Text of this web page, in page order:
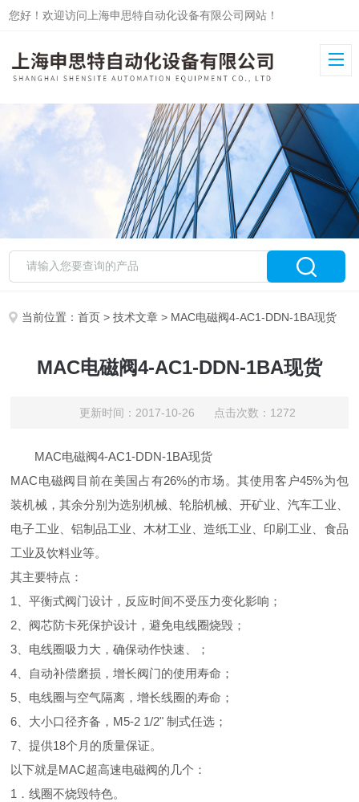
您好！欢迎访问上海申思特自动化设备有限公司网站！
当前位置：首页 >技术文章 > MAC电磁阀4-AC1-DDN-1BA现货
MAC电磁阀4-AC1-DDN-1BA现货
更新时间：2017-10-26 点击次数：1272
MAC电磁阀4-AC1-DDN-1BA现货
MAC电磁阀目前在美国占有26%的市场。其使用客户45%为包
装机械，其余分别为选别机械、轮胎机械、开矿业、汽车工业、
电子工业、铝制品工业、木材工业、造纸工业、印刷工业、食品
工业及饮料业等。
其主要特点：
1、平衡式阀门设计，反应时间不受压力变化影响；
2、阀芯防卡死保护设计，避免电线圈烧毁；
3、电线圈吸力大，确保动作快速、；
4、自动补偿磨损，增长阀门的使用寿命；
5、电线圈与空气隔离，增长线圈的寿命；
6、大小口径齐备，M5-2 1/2" 制式任选；
7、提供18个月的质量保证。
以下就是MAC超高速电磁阀的几个：
1．线圈不烧毁特色。